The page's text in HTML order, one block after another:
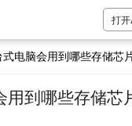
打
电脑会用到哪些存储芯
用到哪些存储芯